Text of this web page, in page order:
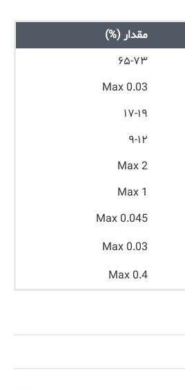
مقدار (%)
۶۵-۷۳
Max 0.03
۱۷-۱۹
۹-۱۲
Max 2
Max 1
Max 0.045
Max 0.03
Max 0.4